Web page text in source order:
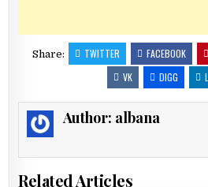
Share: TWITTER FACEBOOK
VK
DIGG
Author: albana
Related Articles